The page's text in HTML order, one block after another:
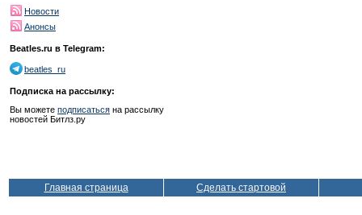
Новости
Анонсы
Beatles.ru в Telegram:
beatles_ru
Подписка на рассылку:
Вы можете подписаться на рассылку
новостей Битлз.ру
Главная страница Сделать стартовой